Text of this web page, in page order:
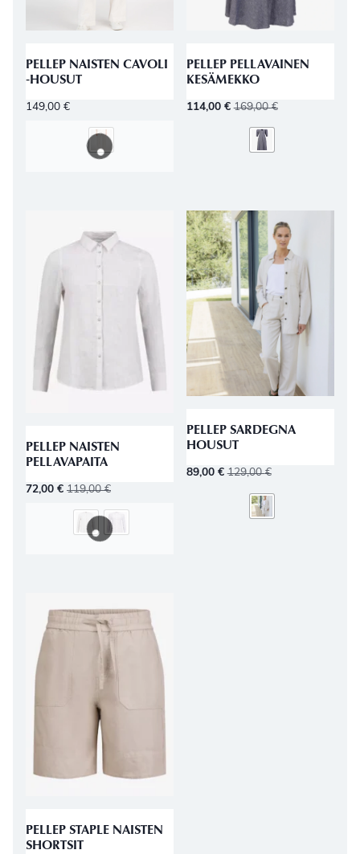
PELLEP NAISTEN CAVOLI
‑HOUSUT
149,00 €
PELLEP PELLAVAINEN
KESÄMEKKO
114,00 € 169,00€
PELLEP NAISTEN
PELLAVAPAITA
72,00 € 119,00€
PELLEP SARDEGNA
HOUSUT
89,00 € 129,00€
PELLEP STAPLE NAISTEN
SHORTSIT